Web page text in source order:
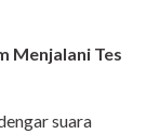
Menjalani Tes
suara